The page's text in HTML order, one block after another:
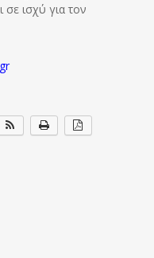
ισχύ για τον